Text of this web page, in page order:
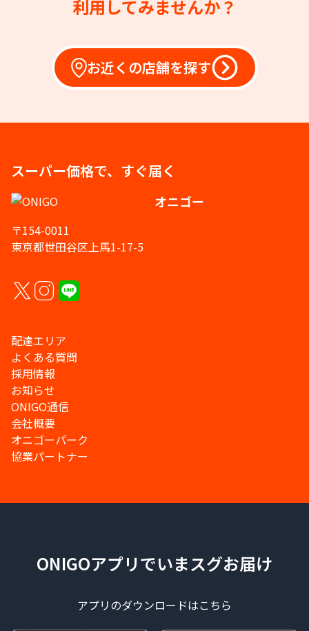
利用してみませんか？
お近くの店舗を探す
スーパー価格で、すぐ届く
オニゴー
〒154-0011
東京都世田谷区上馬1-17-5
配達エリア
よくある質問
採用情報
お知らせ
ONIGO通信
会社概要
オニゴーパーク
協業パートナー
ONIGOアプリでいまスグお届け
アプリのダウンロードはこちら